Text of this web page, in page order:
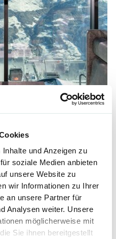
und Anzeigen zu
soziale Medien anbieten
unsere Website zu
wir Informationen zu Ihrer
an unsere Partner für
Analysen weiter. Unsere
möglicherweise mit
Sie ihnen bereitgestellt